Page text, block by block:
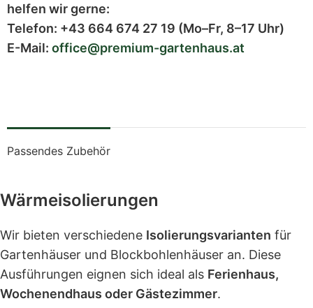
helfen wir gerne:
Telefon: +43 664 674 27 19 (Mo–Fr, 8–17 Uhr)
E-Mail: office@premium-gartenhaus.at
Passendes Zubehör
Wärmeisolierungen
Wir bieten verschiedene Isolierungsvarianten für
Gartenhäuser und Blockbohlenhäuser an. Diese
Ausführungen eignen sich ideal als Ferienhaus,
Wochenendhaus oder Gästezimmer.